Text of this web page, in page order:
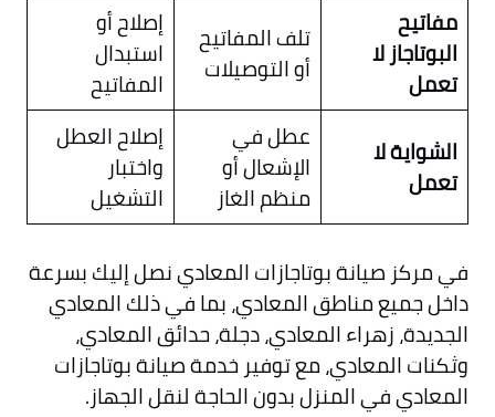
مفاتيح
البوتاجاز لا
تعمل
تلف المفاتيح
أو التوصيلات
إصلاح أو
استبدال
المفاتيح
الشواية لا
تعمل
عطل في
الإشعال أو
منظم الغاز
إصلاح العطل
واختبار
التشغيل
في مركز صيانة بوتاجازات المعادي نصل إليك بسرعة
داخل جميع مناطق المعادي، بما في ذلك المعادي
الجديدة، زهراء المعادي، دجلة، حدائق المعادي،
وثكنات المعادي، مع توفير خدمة صيانة بوتاجازات
المعادي في المنزل بدون الحاجة لنقل الجهاز.